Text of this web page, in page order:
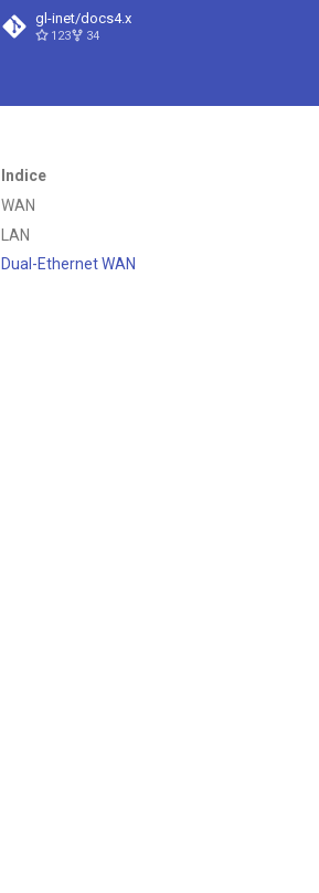
gl-inet/docs4.x
123 34
Indice
WAN
LAN
Dual-Ethernet WAN